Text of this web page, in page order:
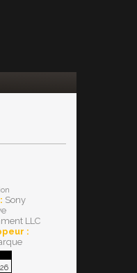
Sony
LLC
: